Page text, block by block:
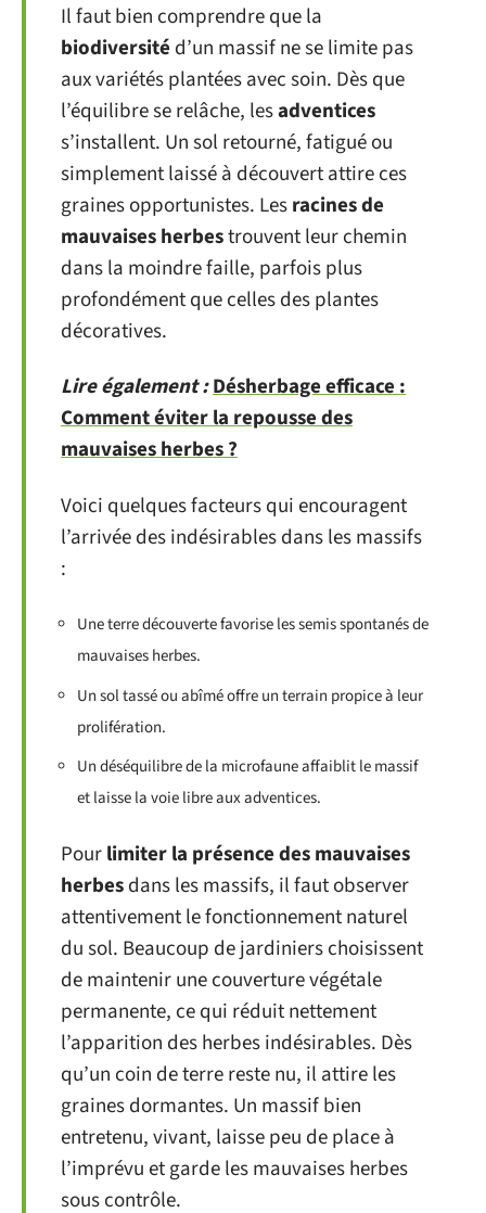
Il faut bien comprendre que la
biodiversité d’un massif ne se limite pas
aux variétés plantées avec soin. Dès que
l’équilibre se relâche, lesadventices
s’installent. Un sol retourné, fatigué ou
simplement laissé à découvert attire ces
graines opportunistes. Lesracines de
mauvaises herbestrouvent leur chemin
dans la moindre faille, parfois plus
profondément que celles des plantes
décoratives.
Lire également :Désherbage efficace :
Comment éviter la repousse des
mauvaises herbes ?
Voici quelques facteurs qui encouragent
l’arrivée des indésirables dans les massifs
:
Une terre découverte favorise les semis spontanés de
mauvaises herbes.
Un sol tassé ou abîmé offre un terrain propice à leur
prolifération.
Un déséquilibre de la microfaune affaiblit le massif
et laisse la voie libre aux adventices.
Pourlimiter la présence des mauvaises
herbesdans les massifs, il faut observer
attentivement le fonctionnement naturel
du sol. Beaucoup de jardiniers choisissent
de maintenir une couverture végétale
permanente, ce qui réduit nettement
l’apparition des herbes indésirables. Dès
qu’un coin de terre reste nu, il attire les
graines dormantes. Un massif bien
entretenu, vivant, laisse peu de place à
l’imprévu et garde les mauvaises herbes
sous contrôle.